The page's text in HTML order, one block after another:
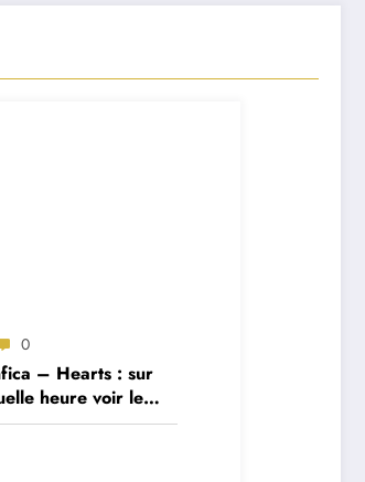
0
– Hearts : sur
heure voir le